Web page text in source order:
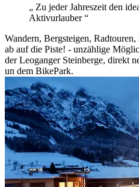
„ Zu jeder Jahreszeit den
Aktivurlauber“
Wandern, Bergsteigen,
ab auf die Piste! - unzählige
der Leoganger Steinberge, direkt
un dem BikePark.